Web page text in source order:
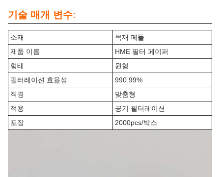
기술 매개 변수:
소재
목재 페들
제품 이름
HME 필터 페이퍼
형태
원형
필터레이션 효율성
990.99%
직경
맞춤형
적용
공기 필터레이션
포장
2000pcs/박스